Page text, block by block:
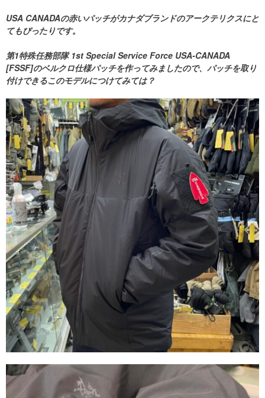
USA CANADAの赤いパッチがカナダブランドのアークテリクスにと
てもぴったりです。
第1特殊任務部隊 1st Special Service Force USA-CANADA
[FSSF]のベルクロ仕様パッチを作ってみましたので、パッチを取り
付けできるこのモデルにつけてみては？